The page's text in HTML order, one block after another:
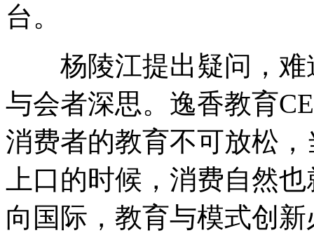
台。
杨陵江提出疑问，难
与会者深思。逸香教育
消费者的教育不可放松
上口的时候，消费自然
向国际，教育与模式创